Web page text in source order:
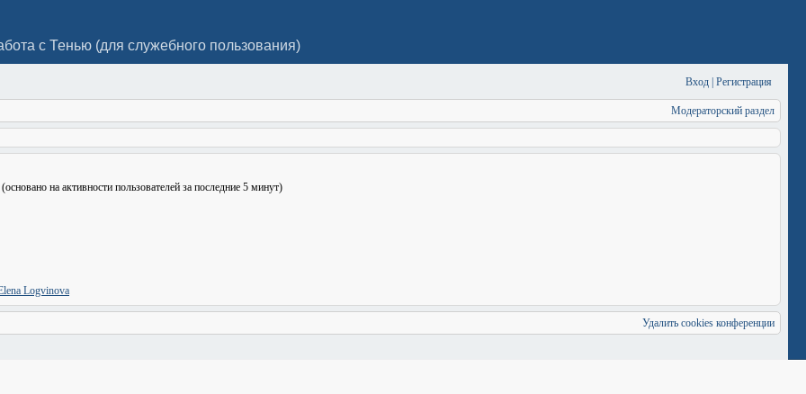
с Тенью (для служебного пользования)
Вход Регистрация
Модераторский раздел
на активности пользователей за последние 5 минут)
Logvinova
Удалить cookies конференции